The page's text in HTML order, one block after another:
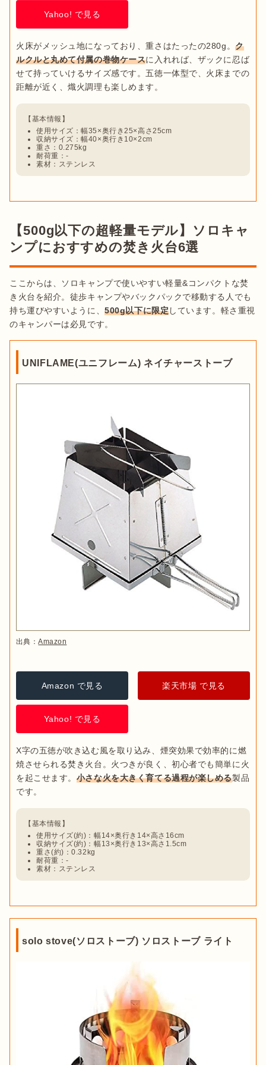
Yahoo! で見る
火床がメッシュ地になっており、重さはたったの280g。ク
ルクルと丸めて付属の巻物ケースに入れれば、ザックに忍ば
せて持っていけるサイズ感です。五徳一体型で、火床までの
使用サイズ：幅35×奥行き25×高さ25cm
収納サイズ：幅40×奥行き10×2cm
重さ：0.275kg
耐荷重：-
素材：ステンレス
【500g以下の超軽量モデル】ソロキャ
ンプにおすすめの焚き火台6選
ここからは、ソロキャンプで使いやすい軽量&コンパクトな焚
き火台を紹介。徒歩キャンプやバックパックで移動する人でも
持ち運びやすいように、500g以下に限定しています。軽さ重視
のキャンパーは必見です。
UNIFLAME(ユニフレーム) ネイチャーストーブ
出典：Amazon
Amazon で見る 楽天市場 で見る
Yahoo! で見る
X字の五徳が吹き込む風を取り込み、煙突効果で効率的に燃
焼させられる焚き火台。火つきが良く、初心者でも簡単に火
を起こせます。 小さな火を大きく育てる過程が楽しめる製品
使用サイズ(約)：幅14×奥行き14×高さ16cm
収納サイズ(約)：幅13×奥行き13×高さ1.5cm
重さ(約)：0.32kg
耐荷重：-
素材：ステンレス
solo stove(ソロストーブ) ソロストーブ ライト